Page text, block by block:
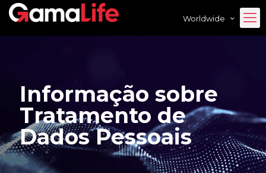
Worldwide
Informação sobre
Tratamento de
Dados Pessoais